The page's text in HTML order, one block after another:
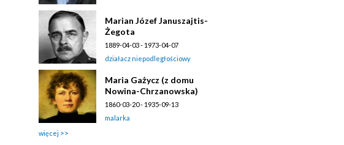
Marian Józef Januszajtis-
Żegota
1889-04-03 - 1973-04-07
działacz niepodległościowy
Maria Gażycz (z domu
Nowina-Chrzanowska)
1860-03-20 - 1935-09-13
malarka
więcej